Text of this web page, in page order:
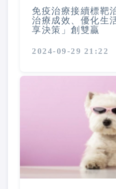
免疫治療接續標靶
治療成效、優化生
享決策」創雙贏
2024-09-29 21:22